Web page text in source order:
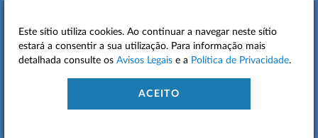
MAPA DO SITE
CONTACTOS
Este sítio utiliza cookies. Ao continuar a navegar neste sítio
estará a consentir a sua utilização. Para informação mais
detalhada consulte os Avisos Legais e a Política de Privacidade.
ACEITO